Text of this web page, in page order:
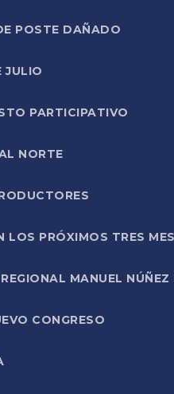
POSTE DAÑADO
JULIO
PARTICIPATIVO
NORTE
LOS PRÓXIMOS TRES
MANUEL NÚÑEZ
CONGRESO